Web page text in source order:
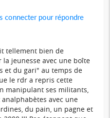
connecter pour répondre
tellement bien de
jeunesse avec une boîte
et du gari" au temps de
le rdr a repris cette
manipulant ses militants,
avec une
du pain, un pagne et